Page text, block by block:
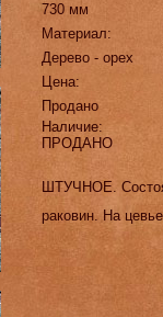
730 мм
Материал:
Дерево - орех
Цена:
Продано
Наличие:
ПРОДАНО
ШТУЧНОЕ.
раковин. На